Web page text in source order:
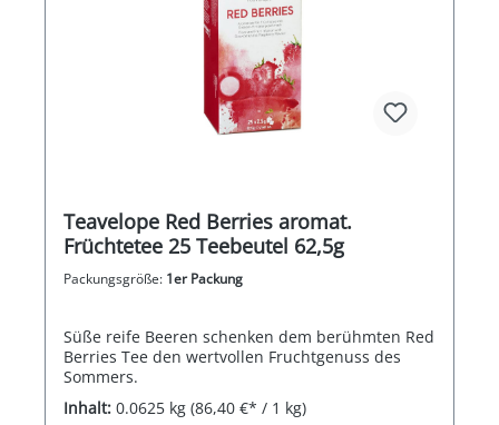
Teavelope Red Berries aromat.
Früchtetee 25 Teebeutel 62,5g
Packungsgröße: 1er Packung
Süße reife Beeren schenken dem berühmten Red
Berries Tee den wertvollen Fruchtgenuss des
Sommers.
Inhalt: 0.0625 kg (86,40 €* / 1 kg)